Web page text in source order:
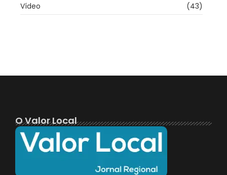
Vídeo
(43)
O Valor Local